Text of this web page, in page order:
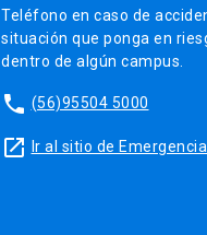
Teléfono en caso de
situación que ponga en
dentro de algún campus.
phone (56)95504 5000
launch Ir al sitio de